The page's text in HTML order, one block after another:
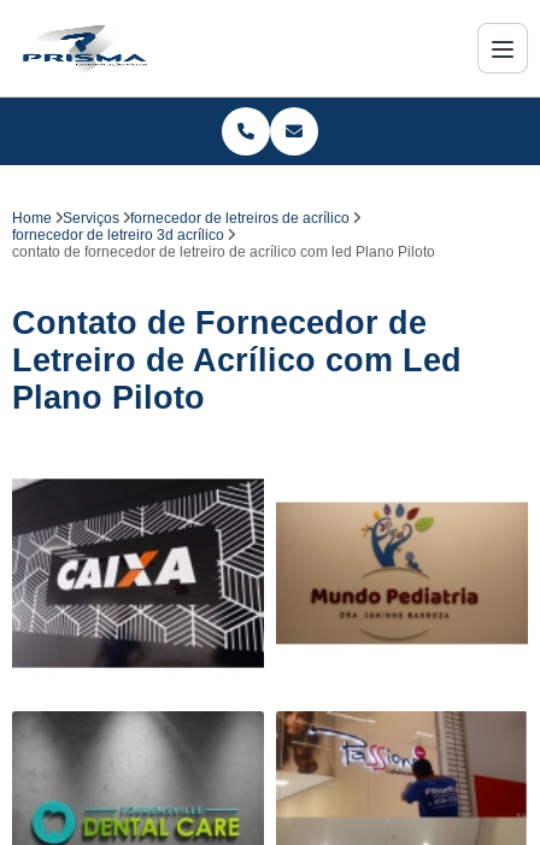
Home Serviços
fornecedor de letreiros de acrílico
fornecedor de letreiro 3d acrílico
contato de fornecedor de letreiro de acrílico com led Plano Piloto
Contato de Fornecedor de
Letreiro de Acrílico com Led
Plano Piloto